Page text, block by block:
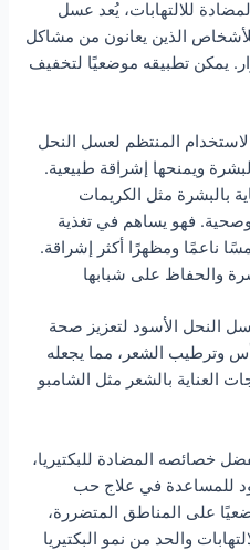
للالتهابات، يُعد عسل
للأشخاص الذين يعانون من مشاكل
يمكن تطبيقه موضعيًا لتخفيف
المنتظم لعسل النحل
ويمنحها إشراقة طبيعية.
بالبشرة مثل الكريمات
فهو يساهم في تغذية
ناعمًا ومظهرًا أكثر إشراقة.
والحفاظ على شبابها
النحل الأسود لتعزيز صحة
وترطيب الشعر، مما يجعله
العناية بالشعر مثل الشامبو
خصائصه المضادة للبكتيريا،
للمساعدة في علاج حب
على المناطق المتضررة،
والحد من نمو البكتيريا